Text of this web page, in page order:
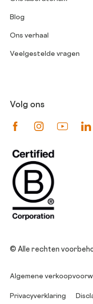
Blog
Ons verhaal
Veelgestelde vragen
Volg ons
Suivez-nous sur
Suivez-
© Alle rechten
Algemene
Privacyverklaring